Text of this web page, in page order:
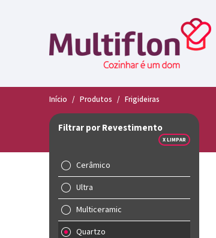
Início / Produtos / Frigideiras
Filtrar por Revestimento
X LIMPAR
Cerâmico
Ultra
Multiceramic
Quartzo